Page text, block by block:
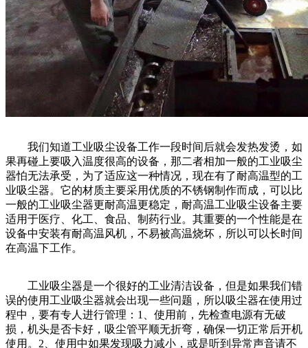
我们知道工业吸尘设备工作一段时间后就会发热发烫，如
果再碰上要吸入温度很高的设备，那二者相加一般的工业吸尘
器怕无法承受，为了适应这一种情况，现在有了耐高温型的工
业吸尘器。它的材质主要采用优质的不锈钢制作而成，可以比
一般的工业吸尘器更耐高温更稳定，耐高温工业吸尘设备主要
适用于医疗、化工、食品、制药行业。其重要的一个性能是在
设备中安装有耐高温风机，不易被高温烧坏，所以可以长时间
在高温下工作。
工业吸尘器是一个很好的工业清洁设备，但是如果我们错
误的使用工业吸尘器就会出现一些问题，所以吸尘器在使用过
程中，要有专人进行管理：1、使用前，先检查电源有无破
损，机头是否卡好，吸尘管平顺无折弯，确保一切正常后开机
使用。2、使用中如果发现吸力减小，或是听到异常声音请不